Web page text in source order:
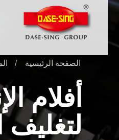
الصفحة الرئيسية
أفلام
لتغليف